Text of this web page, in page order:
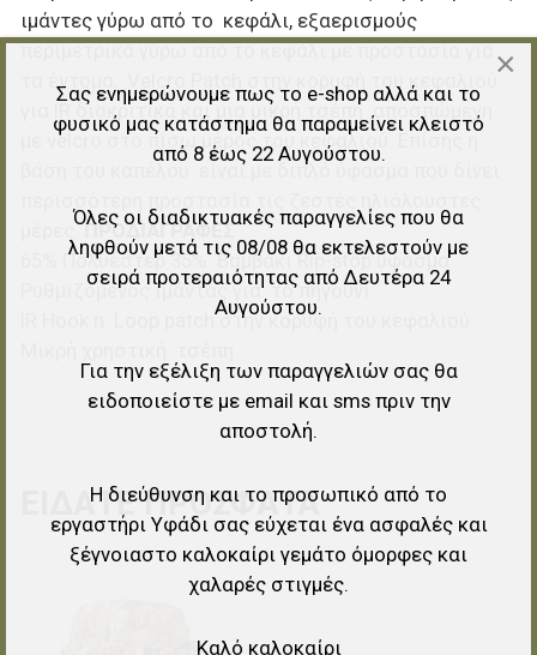
ιμάντες γύρω από το κεφάλι, εξαερισμούς
περιμετρικά γύρω από το κεφάλι με προστασία για
τα έντομα, Velcro Patch στην κορυφή του κεφαλιού
για IR διακριτικά και μια μικρή τσέπη αποσπώμενη
με velcro στο πίσω μέρος του κεφαλιού. Επίσης η
βάση του καπέλου είναι με διπλό ύφασμα που δίνει
μέρες.ΠΡΟΔΙΑΓΡΑΦΕΣ
65% Πολυέστερ 35% Βαμβάκι Rip-stop ύφασμα
Ρυθμιζόμενος ιμάντας για το πηγούνι
IR Hook n Loop patch στην κορυφή του κεφαλιού
ΕΊΔΑΤΕ ΠΡΌΣΦΑΤΑ
Προσθήκη στα αγαπημένα
Προσθήκη για σύγκριση
×
Σας ενημερώνουμε πως το e-shop αλλά και το
φυσικό μας κατάστημα θα παραμείνει κλειστό
από 8 έως 22 Αυγούστου.
Όλες οι διαδικτυακές παραγγελίες που θα
ληφθούν μετά τις 08/08 θα εκτελεστούν με
σειρά προτεραιότητας από Δευτέρα 24
Αυγούστου.
Για την εξέλιξη των παραγγελιών σας θα
ειδοποιείστε με email και sms πριν την
αποστολή.
Η διεύθυνση και το προσωπικό από το
εργαστήρι Υφάδι σας εύχεται ένα ασφαλές και
ξέγνοιαστο καλοκαίρι γεμάτο όμορφες και
χαλαρές στιγμές.
Καλό καλοκαίρι